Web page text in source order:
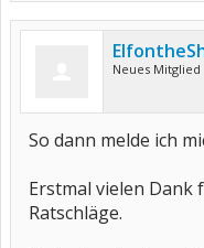
Neues Mitglied
So dann melde ich
Erstmal vielen
Ratschläge.